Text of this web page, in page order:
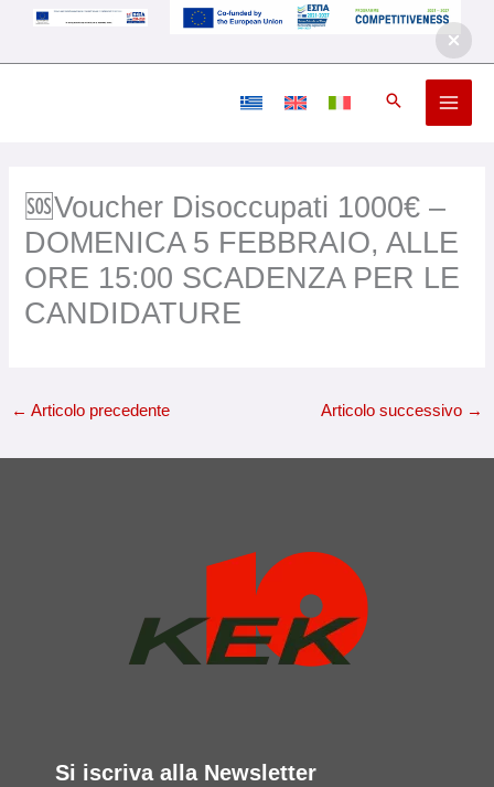
🆘Voucher Disoccupati 1000€ –
DOMENICA 5 FEBBRAIO, ALLE
ORE 15:00 SCADENZA PER LE
CANDIDATURE
← Articolo precedente Articolo successivo →
Si iscriva alla Newsletter